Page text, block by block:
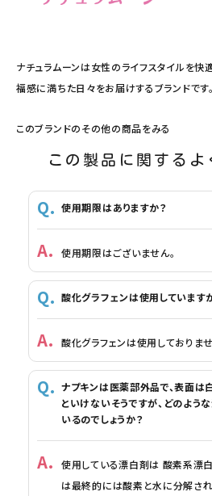
ナチュラムーンは女性のライフスタイルを快
福感に満ちた日々をお届けするブランドです。
このブランドのその他の商品をみる
この製品に関するよ
使用期限はありますか？
使用期限はございません。
酸化グラフェンは使用しています
酸化グラフェンは使用しておりませ
ナプキンは医薬部外品で、表面は
といけないそうですが、どのよう
いるのでしょうか？
使用している漂白剤は 酸素系漂
は最終的には酸素と水に分解さ